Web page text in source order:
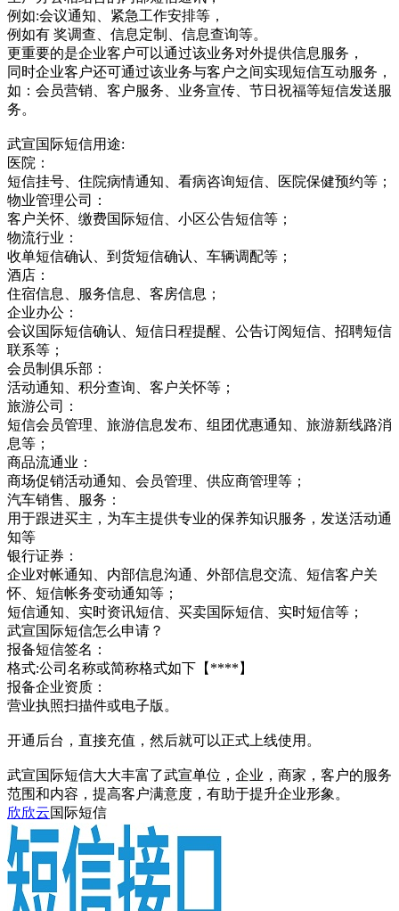
例如:会议通知、紧急工作安排等，
例如有 奖调查、信息定制、信息查询等。
更重要的是企业客户可以通过该业务对外提供信息服务，
同时企业客户还可通过该业务与客户之间实现短信互动服务，
如：会员营销、客户服务、业务宣传、节日祝福等短信发送服
务。
武宣国际短信用途:
医院：
短信挂号、住院病情通知、看病咨询短信、医院保健预约等；
物业管理公司：
客户关怀、缴费国际短信、小区公告短信等；
物流行业：
收单短信确认、到货短信确认、车辆调配等；
酒店：
住宿信息、服务信息、客房信息；
企业办公：
会议国际短信确认、短信日程提醒、公告订阅短信、招聘短信
联系等；
会员制俱乐部：
活动通知、积分查询、客户关怀等；
旅游公司：
短信会员管理、旅游信息发布、组团优惠通知、旅游新线路消
息等；
商品流通业：
商场促销活动通知、会员管理、供应商管理等；
汽车销售、服务：
用于跟进买主，为车主提供专业的保养知识服务，发送活动通
知等
银行证券：
企业对帐通知、内部信息沟通、外部信息交流、短信客户关
怀、短信帐务变动通知等；
短信通知、实时资讯短信、买卖国际短信、实时短信等；
武宣国际短信怎么申请？
报备短信签名：
格式:公司名称或简称格式如下【****】
报备企业资质：
营业执照扫描件或电子版。
开通后台，直接充值，然后就可以正式上线使用。
武宣国际短信大大丰富了武宣单位，企业，商家，客户的服务
范围和内容，提高客户满意度，有助于提升企业形象。
欣欣云国际短信